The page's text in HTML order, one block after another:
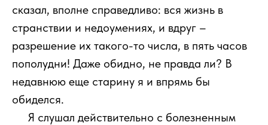
сказал, вполне справедливо: вся жизнь в
странствии и недоумениях, и вдруг –
разрешение их такого-то числа, в пять часов
пополудни! Даже обидно, не правда ли? В
недавнюю еще старину я и впрямь бы
обиделся.
Я слушал действительно с болезненным